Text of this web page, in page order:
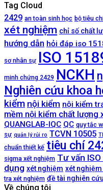
Tag Cloud
2429 an toàn sinh học bộ tiêu
xét nghiệm chỉ số chất
hướng dẫn hỏi đáp iso
sơ nhân sự ISO
minh chứng 2429 NCKH
Nghiên cứu khoa
kiểm nội kiểm nội kiểm
mềm nội kiểm chất lượng
QUANGLAB-IQC QC quy tắc
sự quản lý rủi ro TCVN 10505
chuẩn thiết kế tiêu chí
sigma xết nghiệm Tư vấn
dụng xét nghiệm xét
tra xét nghiệm đề tài nghiên
Về chúng tôi